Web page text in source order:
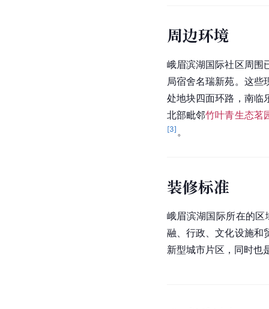
周边环境
峨眉滨湖国际社区周围
局宿舍名瑞新苑。这些
处地块四面环路，南临
北部毗邻竹叶青生态茗
[3] 。
装修标准
峨眉滨湖国际所在的区
融、行政、文化设施和
新型城市片区，同时也